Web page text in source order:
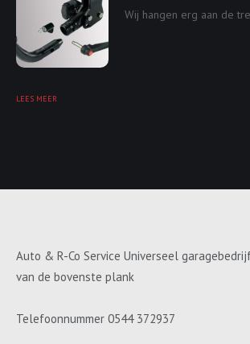
Wij hangen erg aan de
LEES MEER
Auto & R-Co Service Universeel
van de bovenste plank
Telefoonnummer 0544 372937